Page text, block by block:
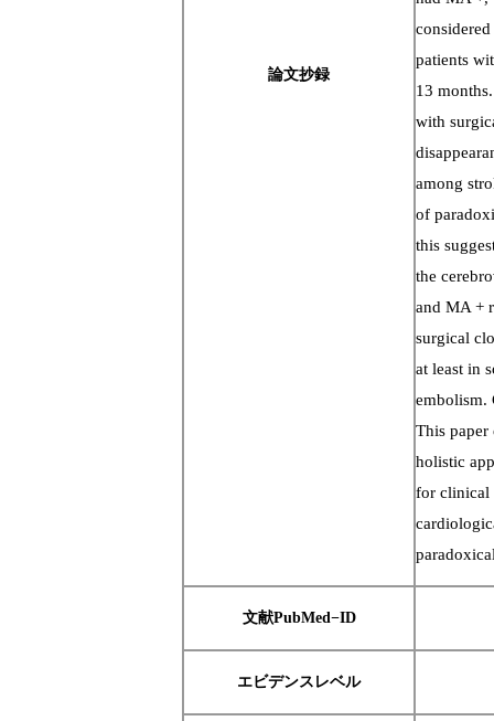
論文抄録
patients
13
with
among
of
this
the
and MA +
surgical
at least in
embolism.
This paper
holistic
for clinical
文献PubMed−ID
エビデンスレベル